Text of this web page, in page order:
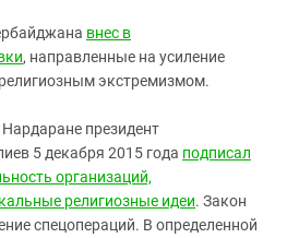
внес в
, направленные на усиление
экстремизмом.
президент
5 декабря 2015 года подписал
организаций,
религиозные идеи. Закон
спецопераций. В определенной